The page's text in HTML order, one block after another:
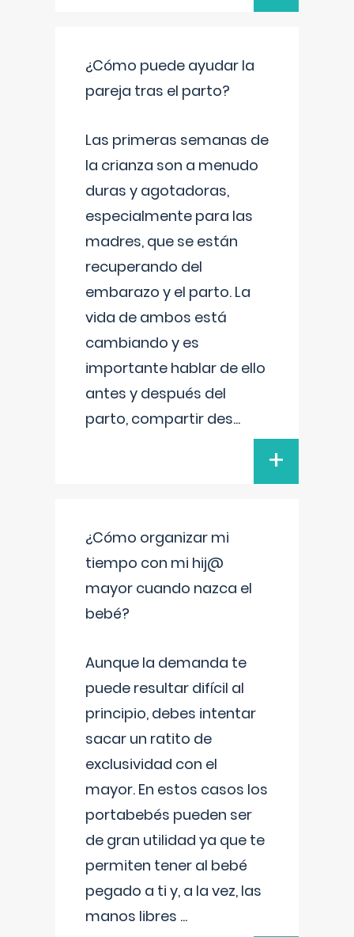
¿Cómo puede ayudar la
pareja tras el parto?
Las primeras semanas de
la crianza son a menudo
duras y agotadoras,
especialmente para las
madres, que se están
recuperando del
embarazo y el parto. La
vida de ambos está
cambiando y es
importante hablar de ello
antes y después del
parto, compartir des...
+
¿Cómo organizar mi
tiempo con mi hij@
mayor cuando nazca el
bebé?
Aunque la demanda te
puede resultar difícil al
principio, debes intentar
sacar un ratito de
exclusividad con el
mayor. En estos casos los
portabebés pueden ser
de gran utilidad ya que te
permiten tener al bebé
pegado a ti y, a la vez, las
manos libres ...